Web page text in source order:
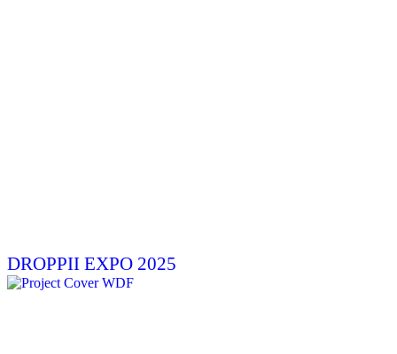
DROPPII EXPO 2025